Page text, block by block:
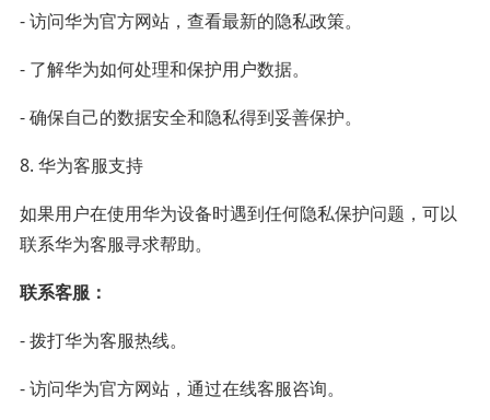
- 访问华为官方网站，查看最新的隐私政策。
- 了解华为如何处理和保护用户数据。
- 确保自己的数据安全和隐私得到妥善保护。
8. 华为客服支持
如果用户在使用华为设备时遇到任何隐私保护问题，可以
联系华为客服寻求帮助。
联系客服：
- 拨打华为客服热线。
- 访问华为官方网站，通过在线客服咨询。